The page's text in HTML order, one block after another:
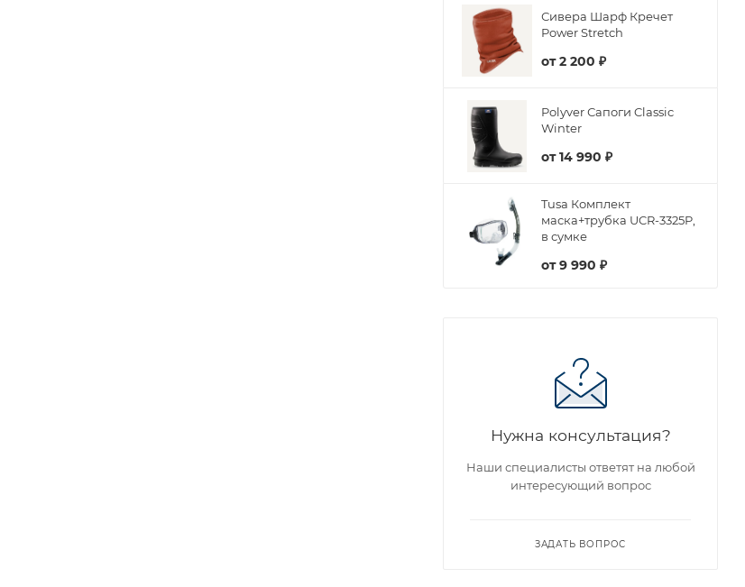
Сивера Шарф Кречет
Power Stretch
от2 200 ₽
Polyver Сапоги Classic
Winter
от14 990 ₽
Tusa Комплект
маска+трубка UCR-3325P,
в сумке
от9 990 ₽
Нужна консультация?
Наши специалисты ответят на любой
интересующий вопрос
ЗАДАТЬ ВОПРОС